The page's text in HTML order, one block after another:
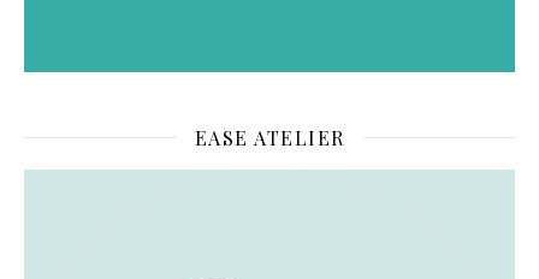
EASE ATELIER